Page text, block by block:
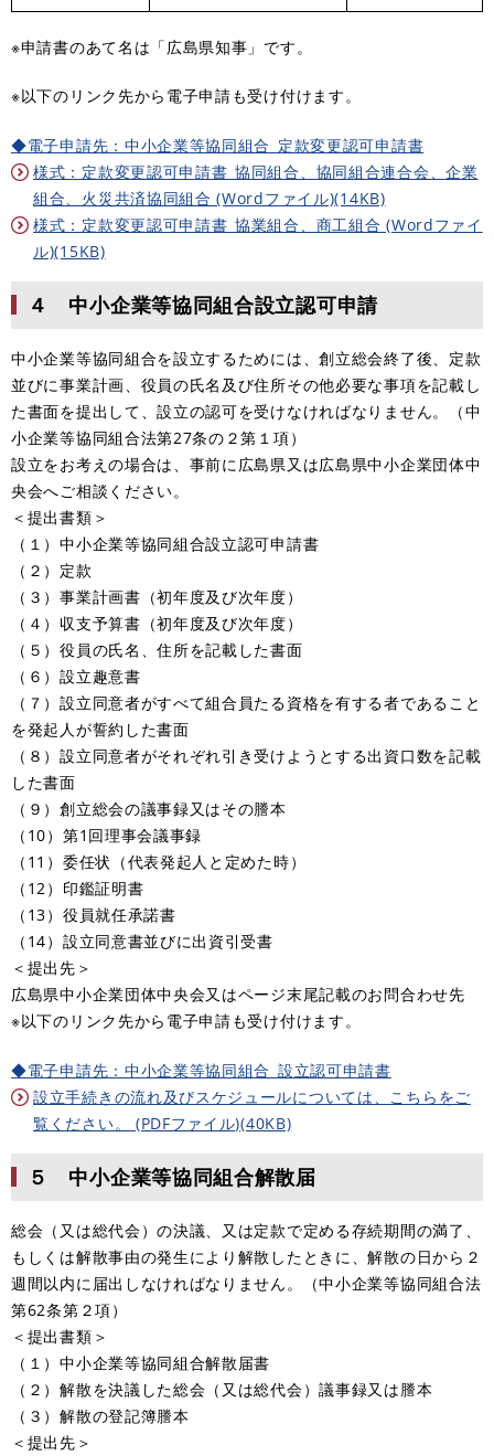
※申請書のあて名は「広島県知事」です。
※以下のリンク先から電子申請も受け付けます。
◆電子申請先：中小企業等協同組合_定款変更認可申請書
様式：定款変更認可申請書_協同組合、協同組合連合会、企業
組合、火災共済協同組合 (Wordファイル)(14KB)
様式：定款変更認可申請書_協業組合、商工組合 (Wordファイ
ル)(15KB)
４ 中小企業等協同組合設立認可申請
中小企業等協同組合を設立するためには、創立総会終了後、定款
並びに事業計画、役員の氏名及び住所その他必要な事項を記載し
た書面を提出して、設立の認可を受けなければなりません。（中
小企業等協同組合法第27条の２第１項）
設立をお考えの場合は、事前に広島県又は広島県中小企業団体中
央会へご相談ください。
＜提出書類＞
（１）中小企業等協同組合設立認可申請書
（２）定款
（３）事業計画書（初年度及び次年度）
（４）収支予算書（初年度及び次年度）
（５）役員の氏名、住所を記載した書面
（６）設立趣意書
（７）設立同意者がすべて組合員たる資格を有する者であること
を発起人が誓約した書面
（８）設立同意者がそれぞれ引き受けようとする出資口数を記載
した書面
（９）創立総会の議事録又はその謄本
（10）第1回理事会議事録
（11）委任状（代表発起人と定めた時）
（12）印鑑証明書
（13）役員就任承諾書
（14）設立同意書並びに出資引受書
＜提出先＞
広島県中小企業団体中央会又はページ末尾記載のお問合わせ先
※以下のリンク先から電子申請も受け付けます。
◆電子申請先：中小企業等協同組合_設立認可申請書
設立手続きの流れ及びスケジュールについては、こちらをご
覧ください。 (PDFファイル)(40KB)
５ 中小企業等協同組合解散届
総会（又は総代会）の決議、又は定款で定める存続期間の満了、
もしくは解散事由の発生により解散したときに、解散の日から２
週間以内に届出しなければなりません。（中小企業等協同組合法
第62条第２項）
＜提出書類＞
（１）中小企業等協同組合解散届書
（２）解散を決議した総会（又は総代会）議事録又は謄本
（３）解散の登記簿謄本
＜提出先＞